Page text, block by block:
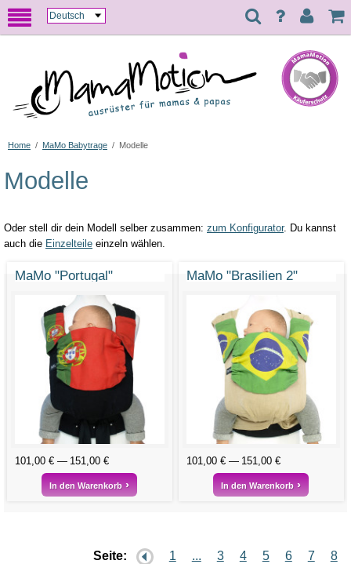
Home / MaMo Babytrage / Modelle
Modelle
Oder stell dir dein Modell selber zusammen: zum Konfigurator. Du kannst
auch die Einzelteile einzeln wählen.
MaMo "Portugal"
101,00 € 151,00 €
In den Warenkorb
MaMo "Brasilien 2"
101,00 € 151,00 €
In den Warenkorb
Seite: 1 ... 3 4 5 6 7
8